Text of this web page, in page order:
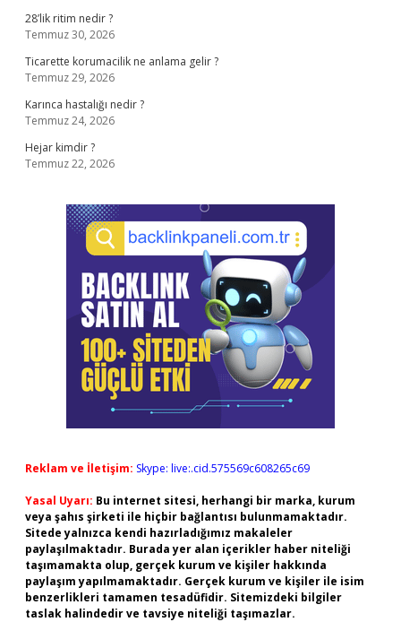
28’lik ritim nedir ?
Temmuz 30, 2026
Ticarette korumacilik ne anlama gelir ?
Temmuz 29, 2026
Karınca hastalığı nedir ?
Temmuz 24, 2026
Hejar kimdir ?
Temmuz 22, 2026
Reklam ve İletişim: Skype: live:.cid.575569c608265c69
Yasal Uyarı: Bu internet sitesi, herhangi bir marka, kurum
veya şahıs şirketi ile hiçbir bağlantısı bulunmamaktadır.
Sitede yalnızca kendi hazırladığımız makaleler
paylaşılmaktadır. Burada yer alan içerikler haber niteliği
taşımamakta olup, gerçek kurum ve kişiler hakkında
paylaşım yapılmamaktadır. Gerçek kurum ve kişiler ile isim
benzerlikleri tamamen tesadüfidir. Sitemizdeki bilgiler
taslak halindedir ve tavsiye niteliği taşımazlar.